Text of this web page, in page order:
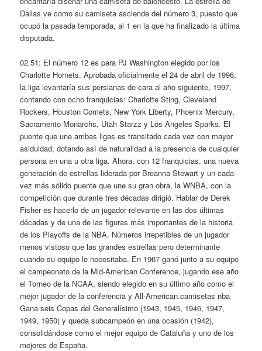
Dallas ve como su camiseta asciende del número 3, puesto que
ocupó la pasada temporada, al 1 en la que ha finalizado la última
disputada.
02.51: El número 12 es para PJ Washington elegido por los
Charlotte Hornets. Aprobada oficialmente el 24 de abril de 1996,
la liga levantaría sus persianas de cara al año siguiente, 1997,
contando con ocho franquicias: Charlotte Sting, Cleveland
Rockers, Houston Comets, New York Liberty, Phoenix Mercury,
Sacramento Monarchs, Utah Starzz y Los Angeles Sparks. El
puente que une ambas ligas es transitado cada vez con mayor
asiduidad, dotando así de naturalidad a la presencia de cualquier
persona en una u otra liga. Ahora, con 12 franquicias, una nueva
generación de estrellas liderada por Breanna Stewart y un cada
vez más sólido puente que une su gran obra, la WNBA, con la
competición que durante tres décadas dirigió. Hablar de Derek
Fisher es hacerlo de un jugador relevante en las dos últimas
décadas y de una de las figuras más importantes de la historia
de los Playoffs de la NBA. Números irrepetibles de un jugador
menos vistoso que las grandes estrellas pero determinante
cuando su equipo le necesitaba. En 1967 ganó junto a su equipo
el campeonato de la Mid-American Conference, jugando ese año
el Torneo de la NCAA, siendo elegido en su último año como el
mejor jugador de la conferencia y All-American.camisetas nba
Gana seis Copas del Generalísimo (1943, 1945, 1946, 1947,
1949, 1950) y queda subcampeón en una ocasión (1942),
consolidándose como el mejor equipo de Cataluña y uno de los
mejores de España.